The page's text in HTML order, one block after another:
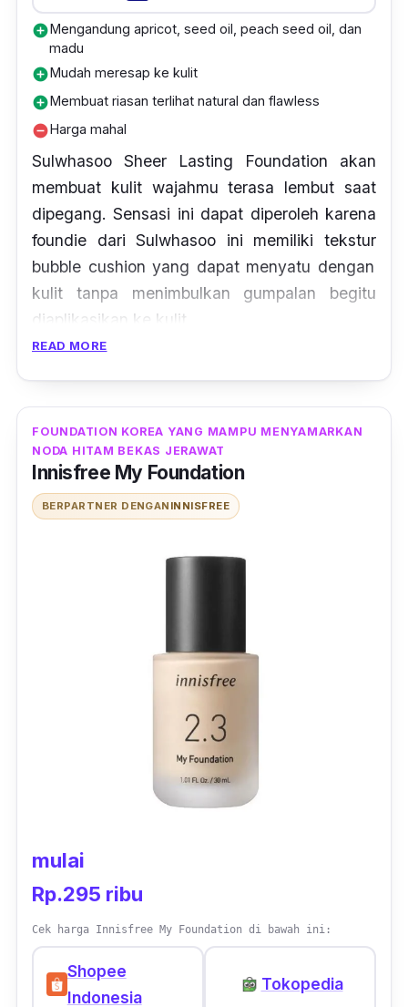
add_circleMengandung apricot, seed oil, peach seed oil, dan
madu
add_circleMudah meresap ke kulit
add_circleMembuat riasan terlihat natural dan flawless
remove_circleHarga mahal
Sulwhasoo Sheer Lasting Foundation akan
membuat kulit wajahmu terasa lembut saat
dipegang. Sensasi ini dapat diperoleh karena
foundie dari Sulwhasoo ini memiliki tekstur
bubble cushion yang dapat menyatu dengan
kulit tanpa menimbulkan gumpalan begitu
diaplikasikan ke kulit.
Kullit wajah tetap terhidrasi dan sehat.
READ MORE
FOUNDATION KOREA YANG MAMPU MENYAMARKAN
NODA HITAM BEKAS JERAWAT
Innisfree My Foundation
BERPARTNER DENGAN INNISFREE
mulai
Rp.295 ribu
Cek harga Innisfree My Foundation di bawah ini:
Shopee
Indonesia
Tokopedia